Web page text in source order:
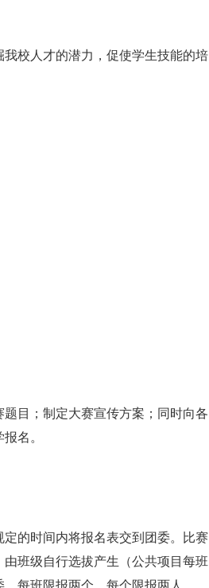
校人才的潜力，促使学生技能的培
目；制定大赛宣传方案；同时向各
名。
的时间内将报名表交到团委。比赛
班级自行选拔产生（公共项目每班
每班限报两个，每个限报两人。